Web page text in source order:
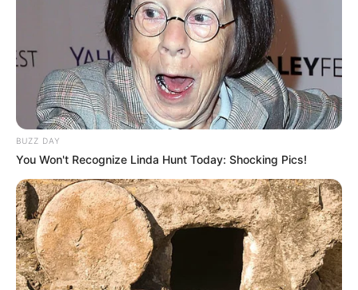
BUZZ DAY
You Won't Recognize Linda Hunt Today: Shocking Pics!